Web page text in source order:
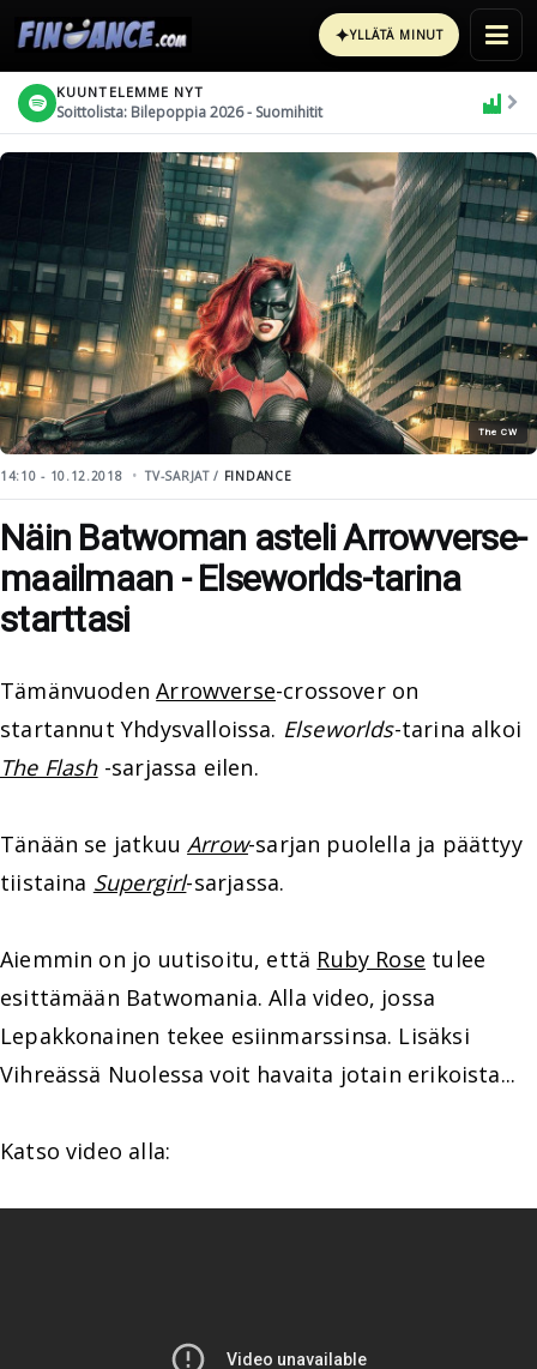
✦YLLÄTÄ MINUT
KUUNTELEMME NYT
Soittolista: Bilepoppia 2026 - Suomihitit
The CW
14:10 - 10.12.2018 TV-SARJAT / FINDANCE
Näin Batwoman asteli Arrowverse-
maailmaan - Elseworlds-tarina
starttasi
TämänvuodenArrowverse-crossover on
startannut Yhdysvalloissa. Elseworlds-tarina alkoi
The Flash-sarjassa eilen.
Tänään se jatkuuArrow-sarjan puolella ja päättyy
tiistaina Supergirl-sarjassa.
Aiemmin on jo uutisoitu, että Ruby Rose tulee
esittämään Batwomania. Alla video, jossa
Lepakkonainen tekee esiinmarssinsa. Lisäksi
Vihreässä Nuolessa voit havaita jotain erikoista...
Katso video alla: